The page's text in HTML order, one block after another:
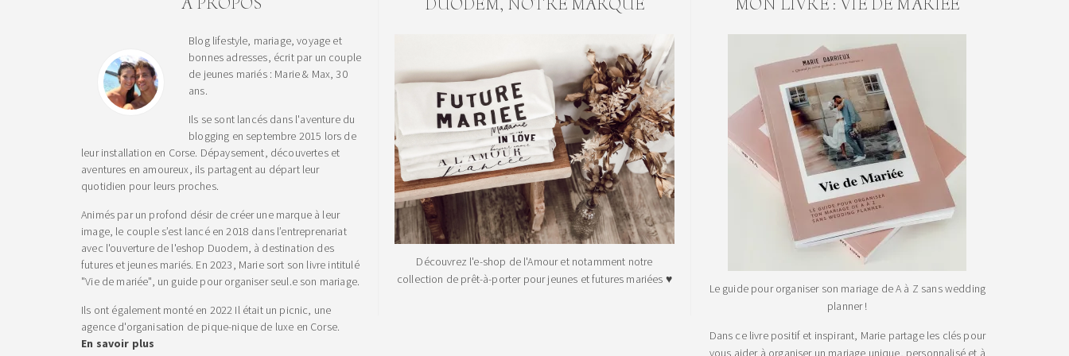
Blog lifestyle, mariage, voyage et
bonnes adresses, écrit par un couple
de jeunes mariés : Marie & Max, 30
ans.
Ils se sont lancés dans l'aventure du
blogging en septembre 2015 lors de
leur installation en Corse. Dépaysement, découvertes et
aventures en amoureux, ils partagent au départ leur
quotidien pour leurs proches.
Animés par un profond désir de créer une marque à leur
image, le couple s’est lancé en 2018 dans l’entreprenariat
avec l'ouverture de l'eshop Duodem, à destination des
futures et jeunes mariés. En 2023, Marie sort son livre intitulé
"Vie de mariée", un guide pour organiser seul.e son mariage.
Ils ont également monté en 2022 Il était un picnic, une
agence d'organisation de pique-nique de luxe en Corse.
En savoir plus
DUODEM, NOTRE MARQUE
Découvrez l'e-shop de l'Amour et notamment notre
collection de prêt-à-porter pour jeunes et futures mariées ♥
MON LIVRE : VIE DE MARIEE
Le guide pour organiser son mariage de A à Z sans wedding
planner !
Dans ce livre positif et inspirant, Marie partage les clés pour
vous aider à organiser un mariage unique, personnalisé et à